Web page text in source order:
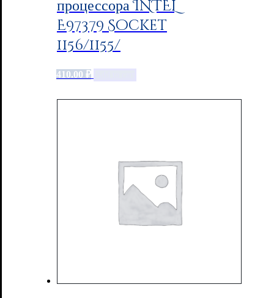
процессора INTEL
E97379 Socket
1156/1155/
410.00 ₽